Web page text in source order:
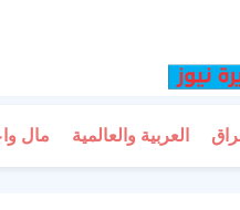
العربية والعالمية مال